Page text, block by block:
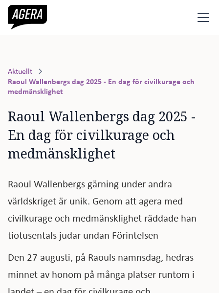
Aktuellt
Raoul Wallenbergs dag 2025 - En dag för civilkurage och
medmänsklighet
Raoul Wallenbergs dag 2025 -
En dag för civilkurage och
medmänsklighet
Raoul Wallenbergs gärning under andra
världskriget är unik. Genom att agera med
civilkurage och medmänsklighet räddade han
tiotusentals judar undan Förintelsen
Den 27 augusti, på Raouls namnsdag, hedras
minnet av honom på många platser runtom i